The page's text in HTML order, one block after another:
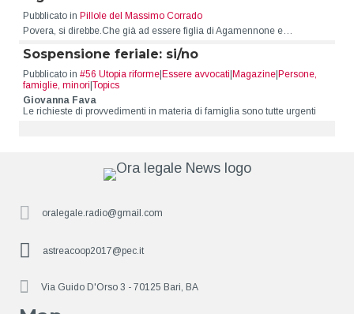
Pubblicato in Pillole del Massimo Corrado
Povera, si direbbe.Che già ad essere figlia di Agamennone e…
Sospensione feriale: si/no
Pubblicato in #56 Utopia riforme Essere avvocati Magazine Persone,
famiglie, minori Topics
Giovanna Fava
Le richieste di provvedimenti in materia di famiglia sono tutte urgenti
oralegale.radio@gmail.com
astreacoop2017@pec.it
Via Guido D'Orso 3 - 70125 Bari, BA